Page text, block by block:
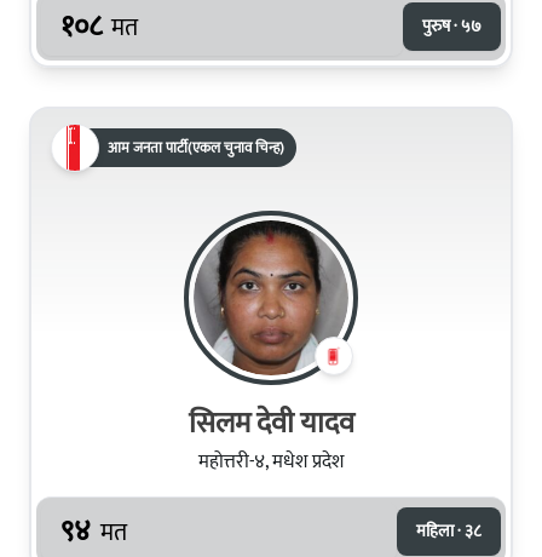
१०८ मत पुरुष · ५७
आम जनता पार्टी(एकल चुनाव चिन्ह)
सिलम देवी यादव
महोत्तरी-४, मधेश प्रदेश
९४ मत महिला · ३८